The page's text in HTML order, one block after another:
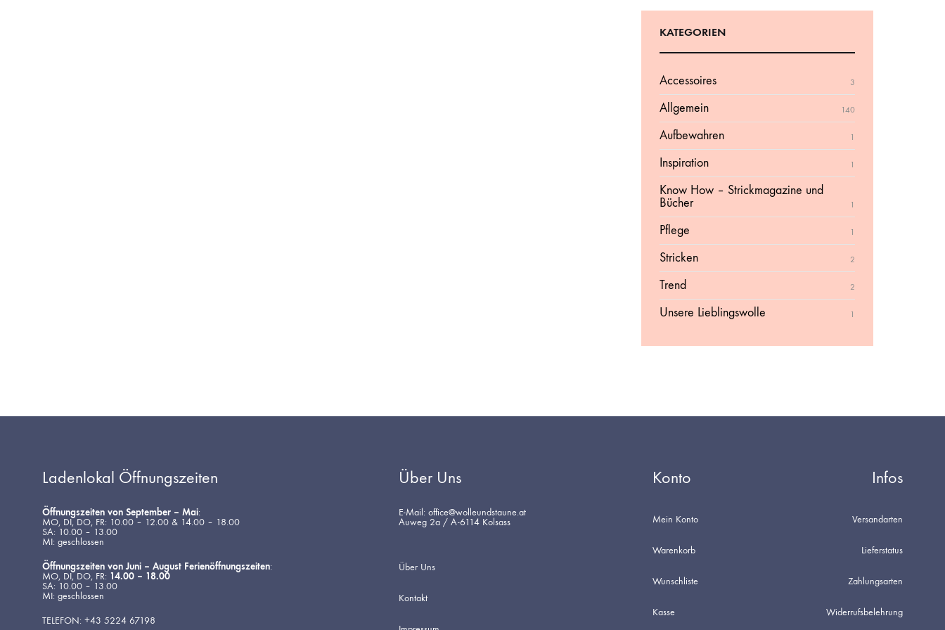
KATEGORIEN
Accessoires 3
Allgemein 140
Aufbewahren 1
Inspiration 1
Know How – Strickmagazine und
Bücher
1
Pflege 1
Stricken 2
Trend 2
Unsere Lieblingswolle 1
Ladenlokal Öffnungszeiten
Öffnungszeiten von September – Mai:
MO, DI, DO, FR: 10.00 – 12.00 & 14.00 – 18.00
SA: 10.00 – 13.00
MI: geschlossen
Öffnungszeiten von Juni – August Ferienöffnungszeiten:
MO, DI, DO, FR: 14.00 – 18.00
SA: 10.00 – 13.00
MI: geschlossen
TELEFON: +43 5224 67198
Über Uns
E-Mail: office@wolleundstaune.at
Auweg 2a / A-6114 Kolsass
Über Uns
Kontakt
Konto
Mein Konto
Warenkorb
Wunschliste
Kasse
Infos
Versandarten
Lieferstatus
Zahlungsarten
Widerrufsbelehrung